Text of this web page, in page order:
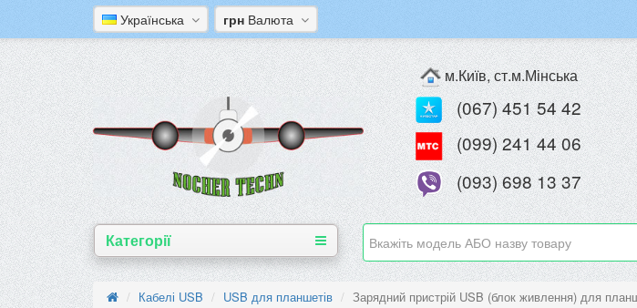
Українська грн Валюта
м.Київ, ст.м.Мінська
(067) 451 54 42
(099) 241 44 06
(093) 698 13 37
Категорії
Кабелі USB USB для планшетів Зарядний пристрій USB (блок живлення) для